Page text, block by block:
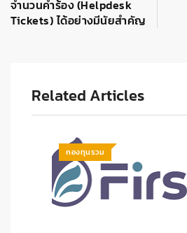
จำนวนคำร้อง (Helpdesk
Tickets) ได้อย่างมีนัยสำคัญ
Related Articles
กองทุนรวม